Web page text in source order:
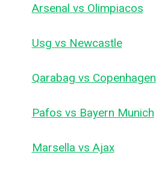
Arsenal vs Olimpiacos
Usg vs Newcastle
Qarabag vs Copenhagen
Pafos vs Bayern Munich
Marsella vs Ajax